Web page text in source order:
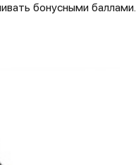
бонусными баллами.